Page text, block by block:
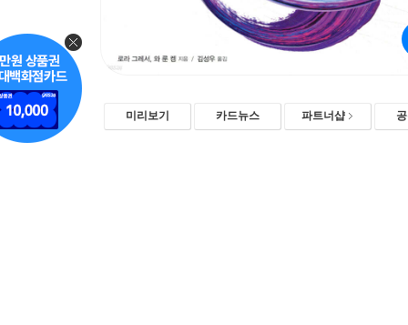
미리보기 카드뉴스 파트너샵